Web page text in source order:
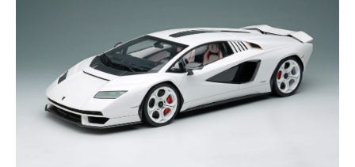
帯域なノイズのため、リアルタイム制御が難しいとされてきた。
今回、新型エルグランドに搭載された技術では、広帯域の騒音に
対応可能なANCを開発したことで、走行条件に応じて変化するロ
ードノイズおよびエンジンノイズの騒音に柔軟に対応し、高精度
なノイズ低減が可能となり、車内の静粛性向上に貢献するとのこ